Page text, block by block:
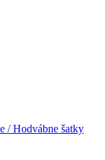
/ Hodvábne šatky